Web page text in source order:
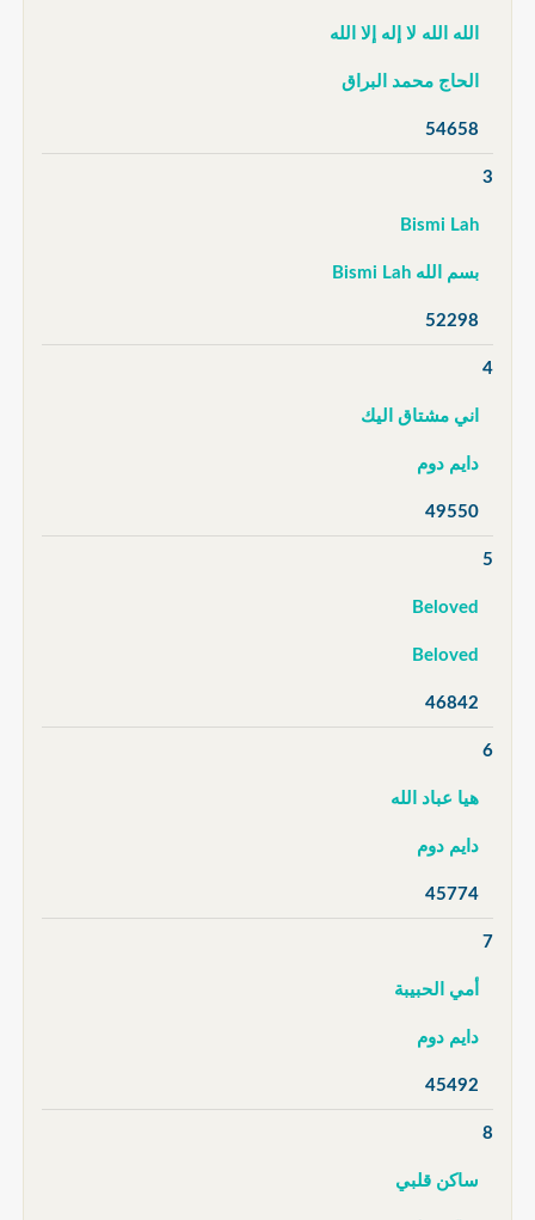
الله الله لا إله إلا الله
الحاج محمد البراق
54658
3
Bismi Lah
بسم الله Bismi Lah
52298
4
اني مشتاق اليك
دايم دوم
49550
5
Beloved
Beloved
46842
6
هيا عباد الله
دايم دوم
45774
7
أمي الحبيبة
دايم دوم
45492
8
ساكن قلبي